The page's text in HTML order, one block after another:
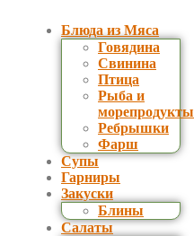
Блюда из Мяса
Говядина
Свинина
Птица
Рыба и
морепродукты
Ребрышки
Фарш
Супы
Гарниры
Закуски
Блины
Салаты